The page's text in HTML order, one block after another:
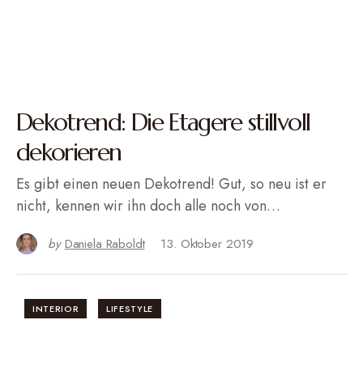
Dekotrend: Die Etagere stillvoll
dekorieren
Es gibt einen neuen Dekotrend! Gut, so neu ist er
nicht, kennen wir ihn doch alle noch von…
by Daniela Raboldt 13. Oktober 2019
INTERIOR LIFESTYLE